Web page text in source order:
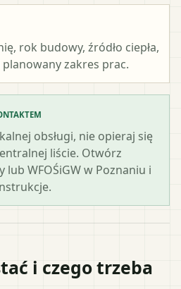
rok budowy, źródło ciepła,
zakres prac.
obsługi, nie opieraj się
liście. Otwórz
WFOŚiGW w Poznaniu i
i czego trzeba